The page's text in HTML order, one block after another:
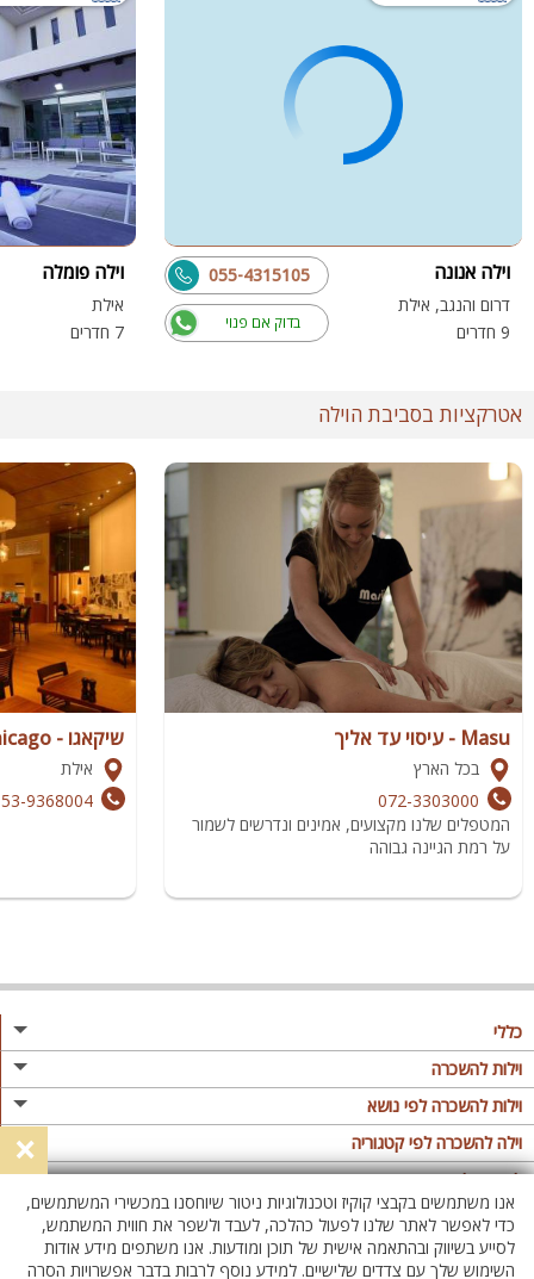
וילה אנונה
דרום והנגב, אילת
9 חדרים
בדוק אם פנוי
055-4315105 וילה פומלה
אילת
7 חדרים
אטרקציות בסביבת הוילה
Masu - עיסוי עד אליך
בכל הארץ
072-3303000
המטפלים שלנו מקצועים, אמינים ונדרשים לשמור
על רמת הגיינה גבוהה
שיקאגו - chicago
אילת
9368004
כללי
מגזין
פרסום באתר
תקנון
מדיניות פרטיות
וילות להשכרה
וילות בצפון
וילות במרכז
וילות בדרום
וילות באילת
וילות בשרון
וילות להשכרה לפי נושא
וילה לזוגות
וילות למשפחות
וילות לציבור הדתי
אירוח דרוזי
וילה להשכרה לפי קטגוריה
וילות עם בריכה
וילה עם בריכה מחוממת
וילה עם בריכה מחוממת מקורה
לופטים להשכרה
לופט
לופטים בצפון
×
אנו משתמשים בקבצי קוקיז וטכנולוגיות ניטור שיוחסנו במכשירי המשתמשים,
כדי לאפשר לאתר שלנו לפעול כהלכה, לעבד ולשפר את חווית המשתמש,
לסייע בשיווק ובהתאמה אישית של תוכן ומודעות. אנו משתפים מידע אודות
השימוש שלך עם צדדים שלישיים. למידע נוסף לרבות בדבר אפשרויות הסרה